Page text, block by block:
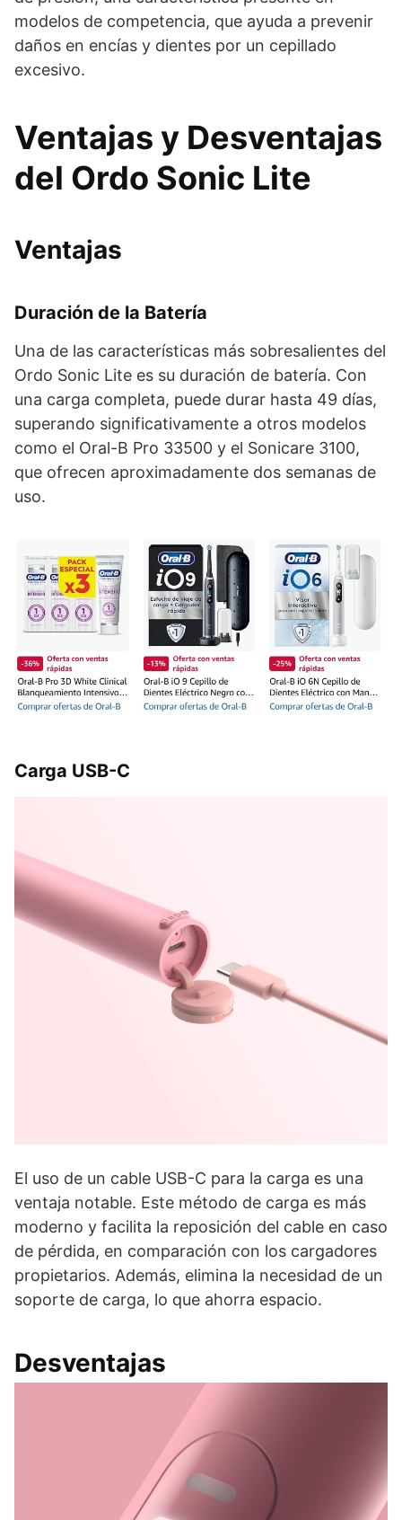
modelos de competencia, que ayuda a prevenir
daños en encías y dientes por un cepillado
excesivo.
Ventajas y Desventajas
del Ordo Sonic Lite
Ventajas
Duración de la Batería
Una de las características más sobresalientes del
Ordo Sonic Lite es su duración de batería. Con
una carga completa, puede durar hasta 49 días,
superando significativamente a otros modelos
como el Oral-B Pro 33500 y el Sonicare 3100,
que ofrecen aproximadamente dos semanas de
uso.
Carga USB-C
El uso de un cable USB-C para la carga es una
ventaja notable. Este método de carga es más
moderno y facilita la reposición del cable en caso
de pérdida, en comparación con los cargadores
propietarios. Además, elimina la necesidad de un
soporte de carga, lo que ahorra espacio.
Desventajas